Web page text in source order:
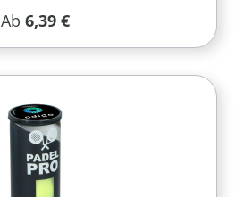
Regulärer Preis:
Ab 6,39 €